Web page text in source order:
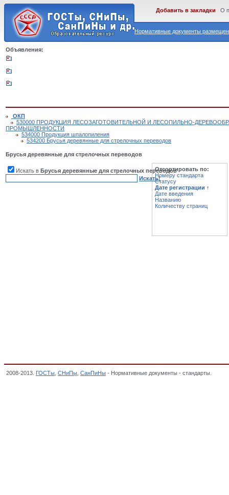
Нормативные документы
Добавить в закладки О
Объявления:
ОКП
530000 ПРОДУКЦИЯ ЛЕСОЗАГОТОВИТЕЛЬНОЙ И ЛЕСОПИЛЬНО-
ПРОМЫШЛЕННОСТИ
534000 Продукция шпалопиления
534200 Брусья деревянные для стрелочных переводов
Брусья деревянные для стрелочных переводов
Искать в Брусья деревянные для стрелочных переводов
Искать!
Отсортировать по:
Номеру стандарта
Статусу
Дате регистрации ↑
Дате введения
Названию
Количеству страниц
2008-2013. ГОСТы СНиПы СанПиНы - Нормативные документы - стандарты.